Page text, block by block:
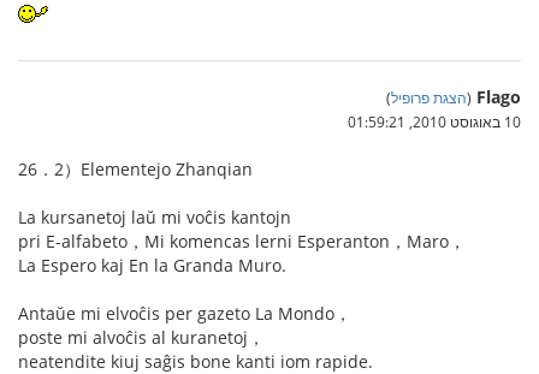
Flago
(הצגת פרופיל)
10 באוגוסט 2010, 01:59:21
26．2）Elementejo Zhanqian
La kursanetoj laŭ mi voĉis kantojn
pri E-alfabeto，Mi komencas lerni Esperanton，Maro，
La Espero kaj En la Granda Muro.
Antaŭe mi elvoĉis per gazeto La Mondo，
poste mi alvoĉis al kuranetoj，
neatendite kiuj saĝis bone kanti iom rapide.